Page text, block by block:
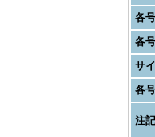
各
各
サ
各
注記